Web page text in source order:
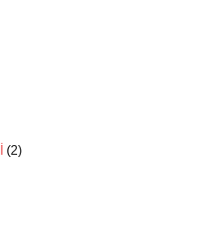
(2)